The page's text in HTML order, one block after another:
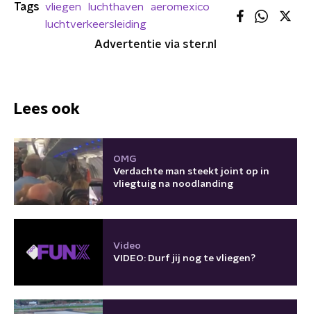
Tags vliegen luchthaven
aeromexico
luchtverkeersleiding
Advertentie via ster.nl
Lees ook
OMG
Verdachte man steekt joint op in
vliegtuig na noodlanding
Video
VIDEO: Durf jij nog te vliegen?